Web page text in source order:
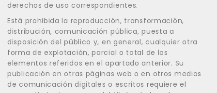
derechos de uso correspondientes.
Está prohibida la reproducción, transformación,
distribución, comunicación pública, puesta a
disposición del público y, en general, cualquier otra
forma de explotación, parcial o total de los
elementos referidos en el apartado anterior. Su
publicación en otras páginas web o en otros medios
de comunicación digitales o escritos requiere el